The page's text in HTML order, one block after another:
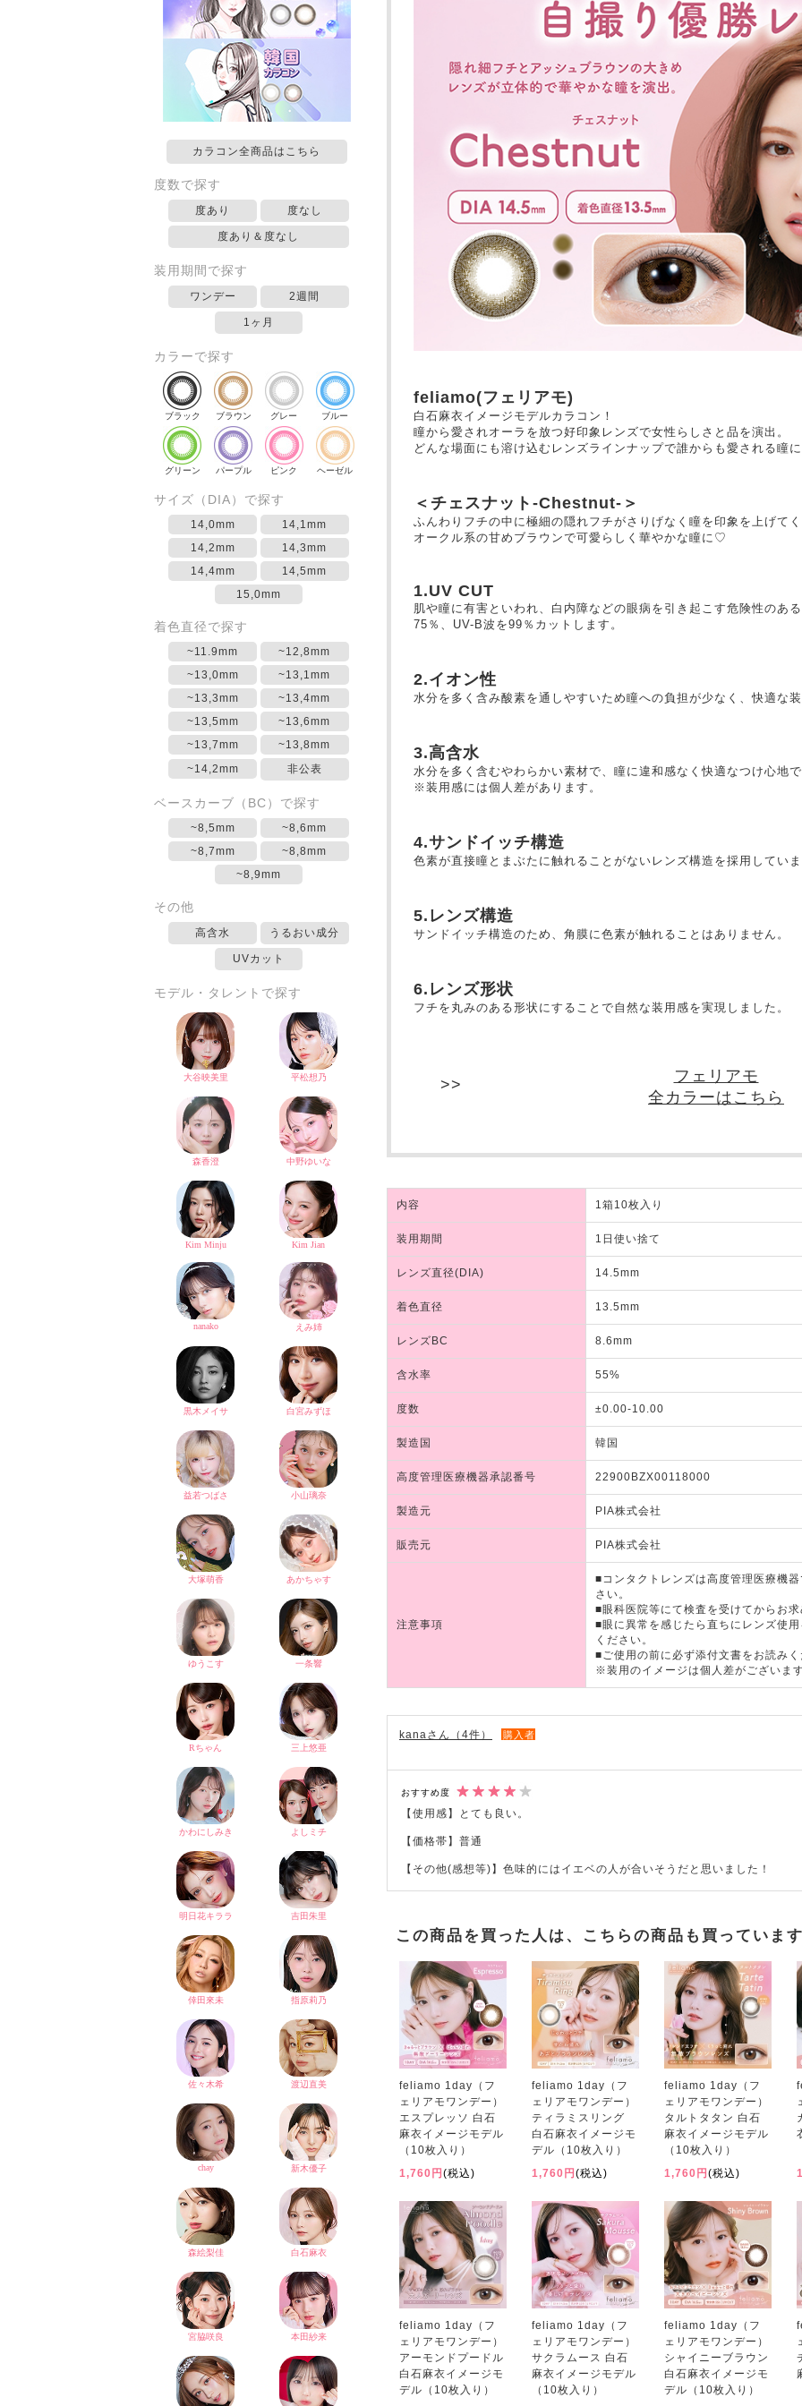
カラコン全商品はこちら
度数で探す
度あり 度なし
度あり＆度なし
装用期間で探す
ワンデー 2週間
1ヶ月
カラーで探す
ブラック ブラウン グレー ブルー
グリーン パープル ピンク ヘーゼル
サイズ（DIA）で探す
14,0mm
14,1mm
14,2mm
14,3mm
14,4mm
14,5mm
15,0mm
着色直径で探す
~11.9mm
~12,8mm
~13,0mm
~13,1mm
~13,3mm
~13,4mm
~13,5mm
~13,6mm
~13,7mm
~13,8mm
~14,2mm
非公表
ベースカーブ（BC）で探す
~8,5mm
~8,6mm
~8,7mm
~8,8mm
~8,9mm
その他
高含水 うるおい成分
UVカット
モデル・タレントで探す
feliamo(フェリアモ)
白石麻衣イメージモデルカラコン！
瞳から愛されオーラを放つ好印象レンズで女性らしさと品を演出。
どんな場面にも溶け込むレンズラインナップで誰からも愛される瞳
＜チェスナット-Chestnut-＞
ふんわりフチの中に極細の隠れフチがさりげなく瞳を印象を上げて
オークル系の甘めブラウンで可愛らしく華やかな瞳に♡
1.UV CUT
肌や瞳に有害といわれ、白内障などの眼病を引き起こす危険性のあ
75％、UV-B波を99％カットします。
2.イオン性
水分を多く含み酸素を通しやすいため瞳への負担が少なく、快適な
3.高含水
水分を多く含むやわらかい素材で、瞳に違和感なく快適なつけ心地
※装用感には個人差があります。
4.サンドイッチ構造
色素が直接瞳とまぶたに触れることがないレンズ構造を採用してい
5.レンズ構造
サンドイッチ構造のため、角膜に色素が触れることはありません。
6.レンズ形状
フチを丸みのある形状にすることで自然な装用感を実現しました。
フェリアモ
全カラーはこちら
内容 1箱10枚入り
装用期間 1日使い捨て
レンズ直径(DIA) 14.5mm
着色直径 13.5mm
レンズBC 8.6mm
含水率 55%
度数 ±0.00-10.00
製造国 韓国
高度管理医療機器承認番号 22900BZX00118000
製造元 PIA株式会社
販売元 PIA株式会社
注意事項
■コンタクトレンズは高度管理医療機
さい。
■眼科医院等にて検査を受けてからお
■眼に異常を感じたら直ちにレンズ使
ください。
■ご使用の前に必ず添付文書をお読み
※装用のイメージは個人差がございま
kanaさん（4件） 購入者
おすすめ度
【使用感】とても良い。
【価格帯】普通
【その他(感想等)】色味的にはイエベの人が合いそうだと思いました！
この商品を買った人は、こちらの商品も買っていま
feliamo 1day（フ
ェリアモワンデー）
エスプレッソ 白石
麻衣イメージモデル
（10枚入り）
1,760円(税込)
feliamo 1day（フ
ェリアモワンデー）
ティラミスリング
白石麻衣イメージモ
デル（10枚入り）
1,760円(税込)
feliamo 1day（フ
ェリアモワンデー）
タルトタタン 白石
麻衣イメージモデル
（10枚入り）
1,760円(税込)
feliamo 1day（フ
ェリアモワンデー）
アーモンドプードル
白石麻衣イメージモ
デル（10枚入り）
feliamo 1day（フ
ェリアモワンデー）
サクラムース 白石
麻衣イメージモデル
（10枚入り）
feliamo 1day（フ
ェリアモワンデー）
シャイニーブラウン
白石麻衣イメージモ
デル（10枚入り）